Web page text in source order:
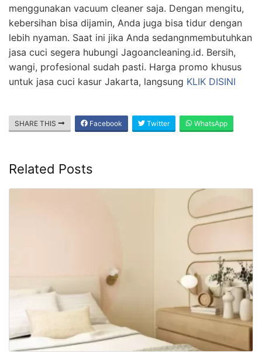
menggunakan vacuum cleaner saja. Dengan mengitu,
kebersihan bisa dijamin, Anda juga bisa tidur dengan
lebih nyaman. Saat ini jika Anda sedangnmembutuhkan
jasa cuci segera hubungi Jagoancleaning.id. Bersih,
wangi, profesional sudah pasti. Harga promo khusus
untuk jasa cuci kasur Jakarta, langsung KLIK DISINI
SHARE THIS Facebook Twitter WhatsApp
Related Posts